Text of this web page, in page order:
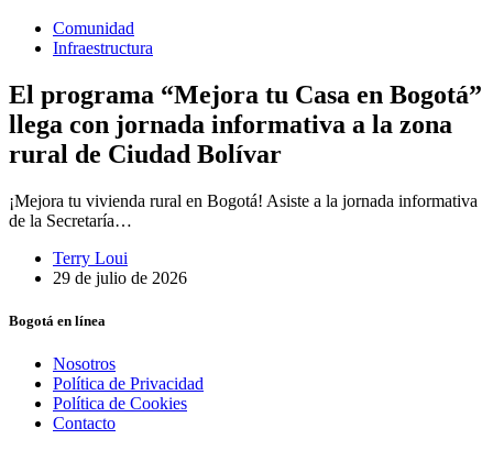
Comunidad
Infraestructura
El programa “Mejora tu Casa en Bogotá”
llega con jornada informativa a la zona
rural de Ciudad Bolívar
¡Mejora tu vivienda rural en Bogotá! Asiste a la jornada informativa
de la Secretaría…
Terry Loui
29 de julio de 2026
Bogotá en línea
Nosotros
Política de Privacidad
Política de Cookies
Contacto